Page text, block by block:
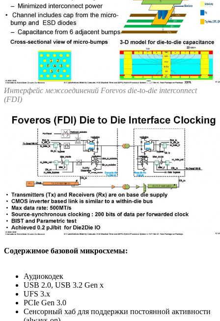
Интерфейс межсоединений Forevos die-to-die interconnect
(FDI)
Содержимое базовой микросхемы:
Аудиокодек
USB 2.0, USB 3.2 Gen x
UFS 3.x
PCIe Gen 3.0
Сенсорный хаб для поддержки постоянной активности